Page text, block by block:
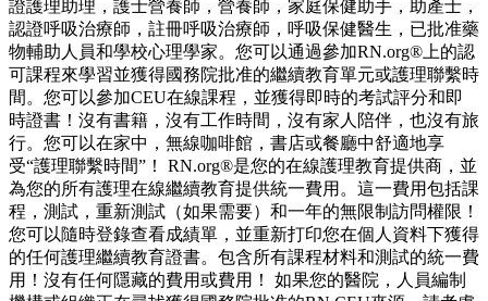
證護理助理，護士營養師，營養師，家庭保健助手，助產士，
認證呼吸治療師，註冊呼吸治療師，呼吸保健醫生，已批准藥
物輔助人員和學校心理學家。您可以通過參加RN.org®上的認
可課程來學習並獲得國務院批准的繼續教育單元或護理聯繫時
間。您可以參加CEU在線課程，並獲得即時的考試評分和即
時證書！沒有書籍，沒有工作時間，沒有家人陪伴，也沒有旅
行。您可以在家中，無線咖啡館，書店或餐廳中舒適地享
受“護理聯繫時間”！ RN.org®是您的在線護理教育提供商，並
為您的所有護理在線繼續教育提供統一費用。這一費用包括課
程，測試，重新測試（如果需要）和一年的無限制訪問權限！
您可以隨時登錄查看成績單，並重新打印您在個人資料下獲得
的任何護理繼續教育證書。包含所有課程材料和測試的統一費
用！沒有任何隱藏的費用或費用！ 如果您的醫院，人員編制